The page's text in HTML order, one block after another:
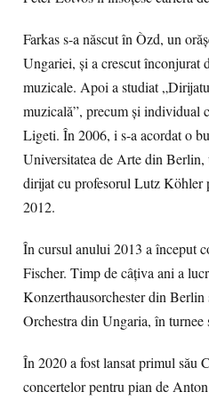
Farkas s-a născut în Òzd, un
Ungariei, și a crescut înconjurat
muzicale. Apoi a studiat
muzicală”, precum și individual
Ligeti. În 2006, i s-a acordat o
Universitatea de Arte din
dirijat cu profesorul Lutz Köhler
2012.
În cursul anului 2013 a început
Fischer. Timp de câțiva ani a
Konzerthausorchester din
Orchestra din Ungaria, în turnee
În 2020 a fost lansat primul său
concertelor pentru pian de